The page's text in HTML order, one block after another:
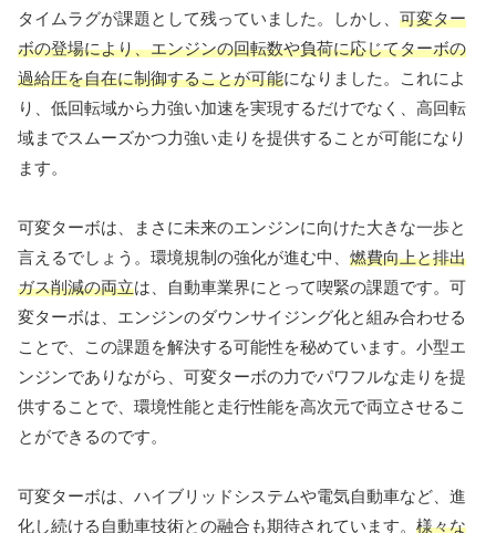
タイムラグが課題として残っていました。しかし、 可変ター
ボの登場により、エンジンの回転数や負荷に応じてターボの
過給圧を自在に制御することが可能になりました。これによ
り、低回転域から力強い加速を実現するだけでなく、高回転
域までスムーズかつ力強い走りを提供することが可能になり
ます。
可変ターボは、まさに未来のエンジンに向けた大きな一歩と
言えるでしょう。環境規制の強化が進む中、 燃費向上と排出
ガス削減の両立は、自動車業界にとって喫緊の課題です。可
変ターボは、エンジンのダウンサイジング化と組み合わせる
ことで、この課題を解決する可能性を秘めています。小型エ
ンジンでありながら、可変ターボの力でパワフルな走りを提
供することで、環境性能と走行性能を高次元で両立させるこ
とができるのです。
可変ターボは、ハイブリッドシステムや電気自動車など、進
化し続ける自動車技術との融合も期待されています。 様々な